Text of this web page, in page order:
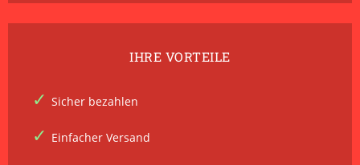
IHRE VORTEILE
Sicher bezahlen
Einfacher Versand